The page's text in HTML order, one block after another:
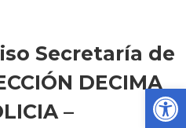
Secretaría de
DECIMA
–